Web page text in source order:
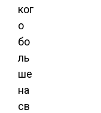
ког
о
бо
ль
ше
на
св